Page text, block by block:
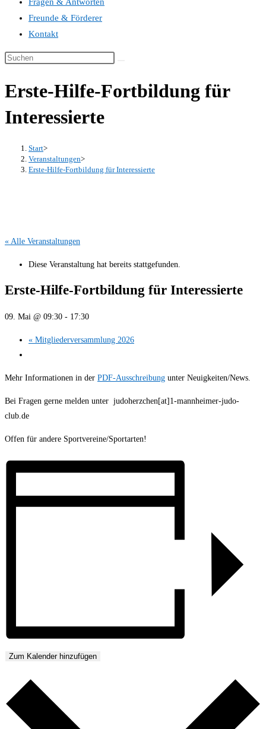
Freunde & Förderer
Kontakt
Erste-Hilfe-Fortbildung für
Interessierte
Start>
Veranstaltungen>
Erste-Hilfe-Fortbildung für Interessierte
« Alle Veranstaltungen
Diese Veranstaltung hat bereits stattgefunden.
Erste-Hilfe-Fortbildung für Interessierte
09. Mai @ 09:30 - 17:30
« Mitgliederversammlung 2026
Mehr Informationen in der PDF-Ausschreibung unter Neuigkeiten/News.
Bei Fragen gerne melden unter judoherzchen[at]1-mannheimer-judo-
club.de
Offen für andere Sportvereine/Sportarten!
Zum Kalender hinzufügen